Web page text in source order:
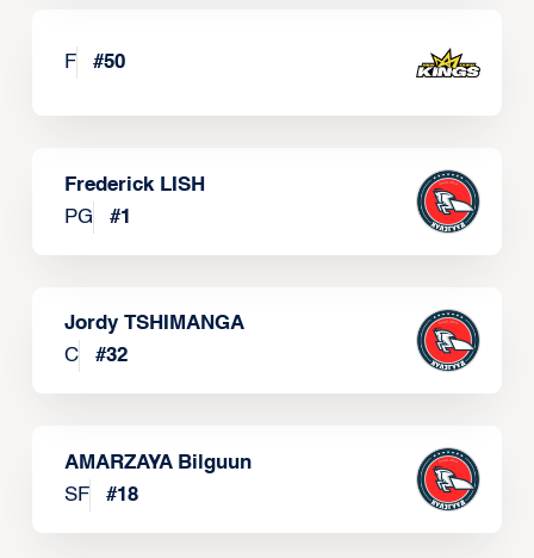
F #50
Frederick LISH
PG
#1
Jordy TSHIMANGA
C
#32
AMARZAYA Bilguun
SF
#18